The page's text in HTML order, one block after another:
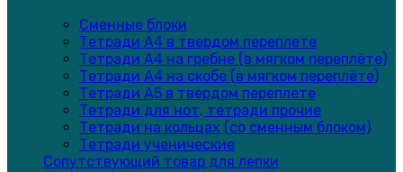
Сменные блоки
Тетради А4 в твердом переплете
Тетради А4 на гребне (в мягком переплёте)
Тетради А4 на скобе (в мягком переплёте)
Тетради А5 в твердом переплете
Тетради для нот, тетради прочие
Тетради на кольцах (со сменным блоком)
Тетради ученические
Сопутствующий товар для лепки